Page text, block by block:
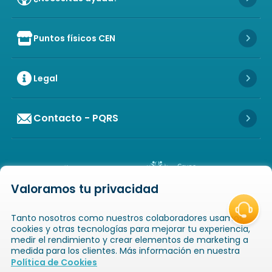
Icon of store
Puntos físicos CEN Icon
Legal Icon
Contacto - PQRS Icon
LOS DERECHOS RESERVADOS
NIT: 811025289-1 / CRA. 52 # 20-124, GUAYABAL,
MEDELLÍN, ANTIOQUIA
Inicio Icon of book-open Icon of
Valoramos tu privacidad
Tanto nosotros como nuestros colaboradores usamos
cookies y otras tecnologías para mejorar tu experiencia,
medir el rendimiento y crear elementos de marketing a
medida para los clientes. Más información en nuestra
Política de Cookies